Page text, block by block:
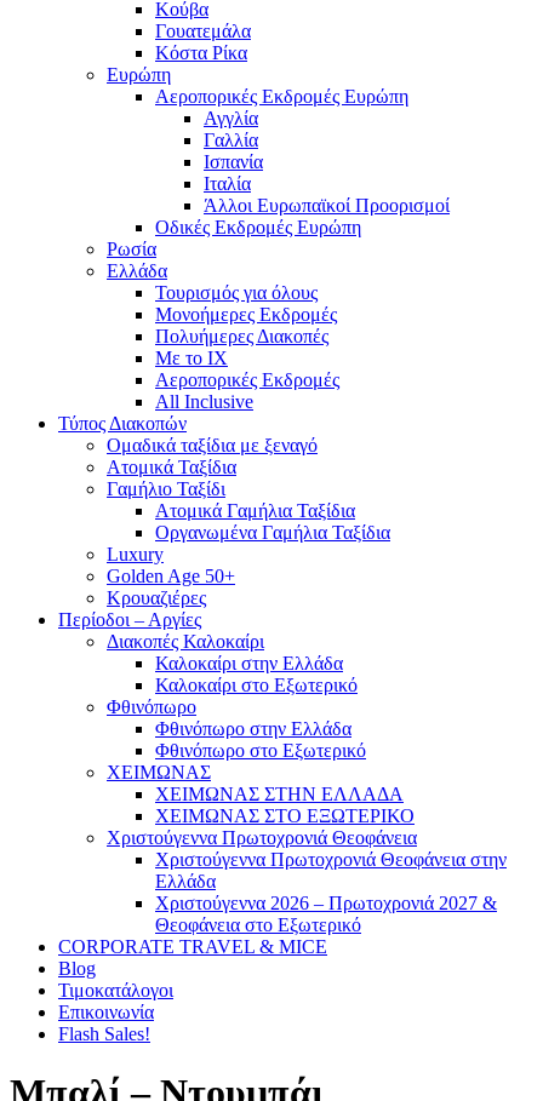
Κούβα
Γουατεμάλα
Κόστα Ρίκα
Ευρώπη
Αεροπορικές Εκδρομές Ευρώπη
Αγγλία
Γαλλία
Ισπανία
Ιταλία
Άλλοι Ευρωπαϊκοί Προορισμοί
Οδικές Εκδρομές Ευρώπη
Ρωσία
Ελλάδα
Τουρισμός για όλους
Mονοήμερες Εκδρομές
Πολυήμερες Διακοπές
Με το ΙΧ
Αεροπορικές Εκδρομές
All Inclusive
Τύπος Διακοπών
Ομαδικά ταξίδια με ξεναγό
Ατομικά Ταξίδια
Γαμήλιο Ταξίδι
Ατομικά Γαμήλια Ταξίδια
Οργανωμένα Γαμήλια Ταξίδια
Luxury
Golden Age 50+
Κρουαζιέρες
Περίοδοι – Αργίες
Διακοπές Καλοκαίρι
Καλοκαίρι στην Ελλάδα
Καλοκαίρι στο Εξωτερικό
Φθινόπωρο
Φθινόπωρο στην Ελλάδα
Φθινόπωρο στο Εξωτερικό
ΧΕΙΜΩΝΑΣ
ΧΕΙΜΩΝΑΣ ΣΤΗΝ ΕΛΛΑΔΑ
ΧΕΙΜΩΝΑΣ ΣΤΟ ΕΞΩΤΕΡΙΚΟ
Χριστούγεννα Πρωτοχρονιά Θεοφάνεια
Χριστούγεννα Πρωτοχρονιά Θεοφάνεια στην
Ελλάδα
Χριστούγεννα 2026 – Πρωτοχρονιά 2027 &
Θεοφάνεια στο Εξωτερικό
CORPORATE TRAVEL & MICE
Blog
Τιμοκατάλογοι
Επικοινωνία
Flash Sales!